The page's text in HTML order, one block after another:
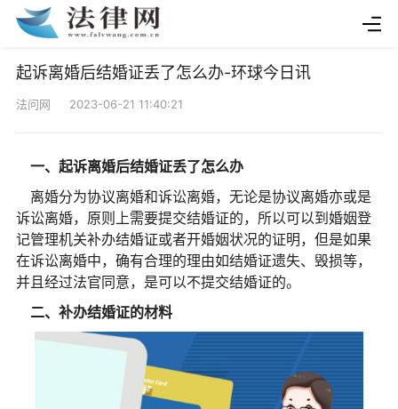
起诉离婚后结婚证丢了怎么办-环球今日讯
法问网 2023-06-21 11:40:21
一、起诉离婚后结婚证丢了怎么办
离婚分为协议离婚和诉讼离婚，无论是协议离婚亦或是
诉讼离婚，原则上需要提交结婚证的，所以可以到婚姻登
记管理机关补办结婚证或者开婚姻状况的证明，但是如果
在诉讼离婚中，确有合理的理由如结婚证遗失、毁损等，
并且经过法官同意，是可以不提交结婚证的。
二、补办结婚证的材料